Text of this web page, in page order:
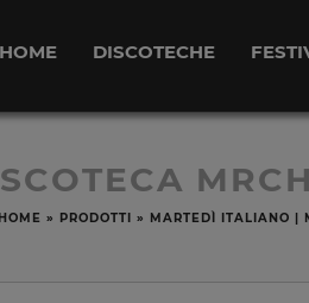
HOME DISCOTECHE
HOME » PRODOTTI » MARTEDÌ ITALIANO |